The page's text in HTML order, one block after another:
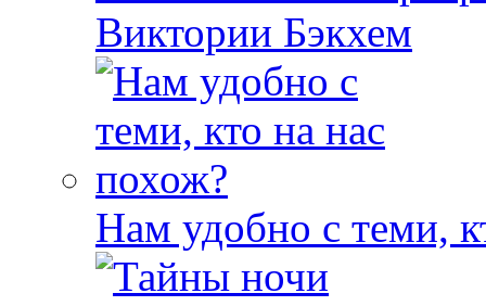
Виктории Бэкхем
Нам удобно с теми,